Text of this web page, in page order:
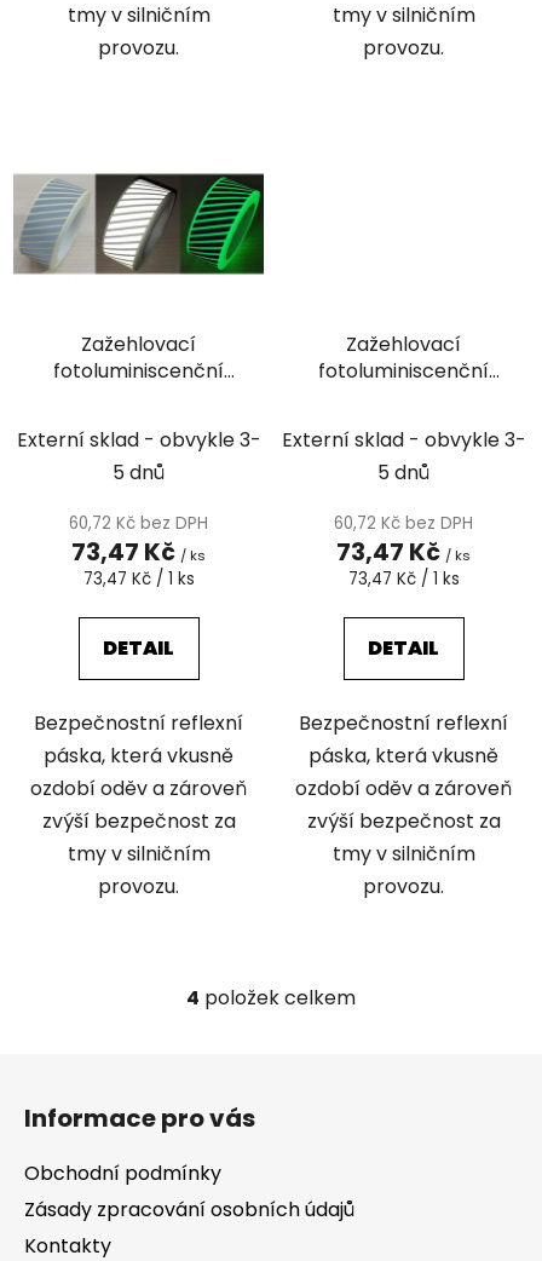
tmy v silničním
provozu.
tmy v silničním
provozu.
Zažehlovací
fotoluminiscenční
retroreflexními
plochami / vzor
šrafování
Externí sklad - obvykle 3-
5 dnů
60,72 Kč bez DPH
73,47 Kč / ks
Měrná
73,47 Kč / 1 ks
DETAIL
Bezpečnostní reflexní
páska, která vkusně
ozdobí oděv a zároveň
zvýší bezpečnost za
tmy v silničním
provozu.
Zažehlovací
fotoluminiscenční
retroreflexními
plochami / vzor
šestihran
Externí sklad - obvykle 3-
5 dnů
60,72 Kč bez DPH
73,47 Kč / ks
Měrná
73,47 Kč / 1 ks
DETAIL
Bezpečnostní reflexní
páska, která vkusně
ozdobí oděv a zároveň
zvýší bezpečnost za
tmy v silničním
provozu.
O
í
p
4 položek celkem
Informace pro vás
Obchodní podmínky
Zásady zpracování osobních údajů
Kontakty